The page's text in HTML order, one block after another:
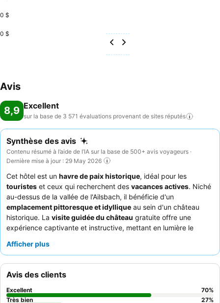
0 $
0 $
Avis
8,9 Excellent
sur la base de 3 571 évaluations provenant de sites réputés
Synthèse des avis
Contenu résumé à l’aide de l’IA sur la base de 500+ avis voyageurs ·
Dernière mise à jour : 29 May 2026
Cet hôtel est un havre de paix historique, idéal pour les
touristes et ceux qui recherchent des vacances actives. Niché
au-dessus de la vallée de l'Ailsbach, il bénéficie d'un
emplacement pittoresque et idyllique au sein d'un château
historique. La visite guidée du château gratuite offre une
expérience captivante et instructive, mettant en lumière le
lepersonnel aimable et serviable
qualité exceptionnelle du
choix. Pour une expérience vraiment immersive, pensez à
réserver une chambre avec des
sur la vallée.
Afficher plus
Avis des clients
Excellent 70%
Très bien
27%